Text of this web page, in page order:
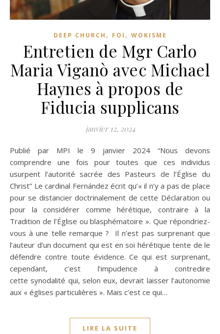
DEEP CHURCH , FOI , WOKISME
Entretien de Mgr Carlo
Maria Viganò avec Michael
Haynes à propos de
Fiducia supplicans
janvier 12, 2024
Publié par MPI le 9 janvier 2024 “Nous devons
comprendre une fois pour toutes que ces individus
usurpent l’autorité sacrée des Pasteurs de l’Église du
Christ” Le cardinal Fernández écrit qu’« il n’y a pas de place
pour se distancier doctrinalement de cette Déclaration ou
pour la considérer comme hérétique, contraire à la
Tradition de l’Église ou blasphématoire ». Que répondriez-
vous à une telle remarque ? Il n’est pas surprenant que
l’auteur d’un document qui est en soi hérétique tente de le
défendre contre toute évidence. Ce qui est surprenant,
cependant, c’est l’impudence à contredire
cette synodalité qui, selon eux, devrait laisser l’autonomie
aux « églises particulières ». Mais c’est ce qui…
LIRE LA SUITE